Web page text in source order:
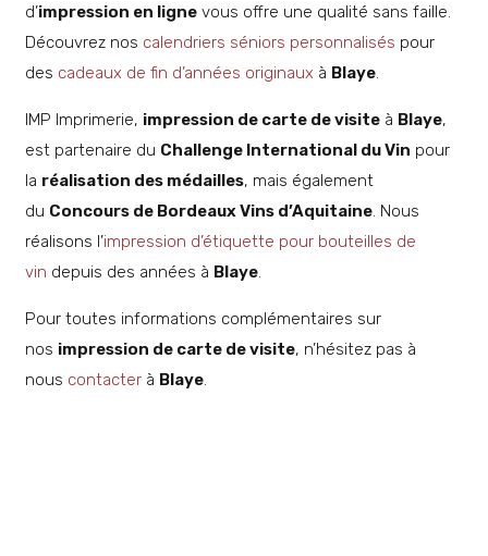
d’impression en lignevous offre une qualité sans faille.
Découvrez nos calendriers séniors personnalisés pour
des cadeaux de fin d’années originaux à Blaye.
IMP Imprimerie, impression de carte de visiteà Blaye,
est partenaire du Challenge International du Vin pour
la réalisation des médailles, mais également
du Concours de Bordeaux Vins d’Aquitaine. Nous
réalisons l’impression d’étiquette pour bouteilles de
vin depuis des années à Blaye.
Pour toutes informations complémentaires sur
nos impression de carte de visite, n’hésitez pas à
nous contacterà Blaye.